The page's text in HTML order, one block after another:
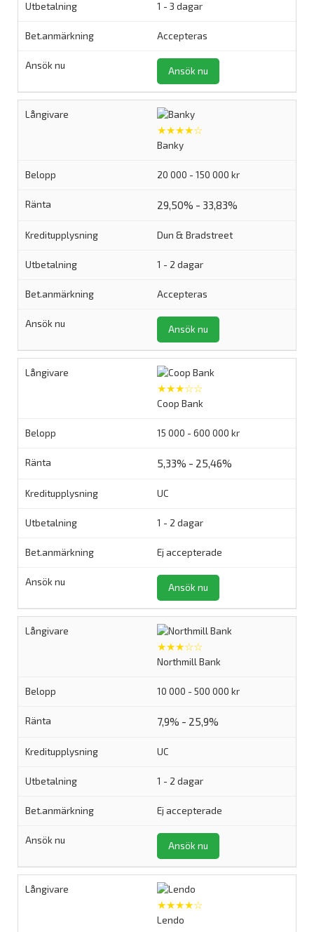
1 - 3 dagar
Accepteras
Ansök nu
★★★★☆
Banky
20 000 - 150 000 kr
29,50% - 33,83%
Dun & Bradstreet
1 - 2 dagar
Accepteras
Ansök nu
★★★☆☆
Coop Bank
15 000 - 600 000 kr
5,33% - 25,46%
UC
1 - 2 dagar
Ej accepterade
Ansök nu
★★★☆☆
Northmill Bank
10 000 - 500 000 kr
7,9% - 25,9%
UC
1 - 2 dagar
Ej accepterade
Ansök nu
★★★★☆
Lendo